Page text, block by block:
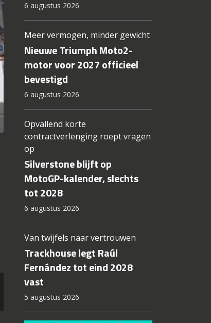
6 augustus 2026
Meer vermogen, minder gewicht
Nieuwe Triumph Moto2-
motor voor 2027 officieel
bevestigd
6 augustus 2026
Opvallend korte
contractverlenging roept vragen
op
Silverstone blijft op
MotoGP-kalender, slechts
tot 2028
6 augustus 2026
Van twijfels naar vertrouwen
Trackhouse legt Raúl
Fernández tot eind 2028
vast
5 augustus 2026